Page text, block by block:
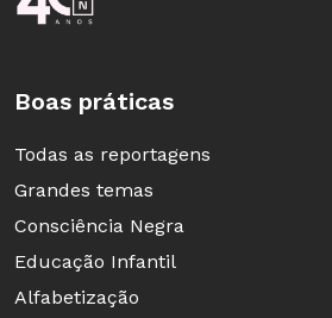
Boas práticas
Todas as reportagens
Grandes temas
Consciência Negra
Educação Infantil
Alfabetização